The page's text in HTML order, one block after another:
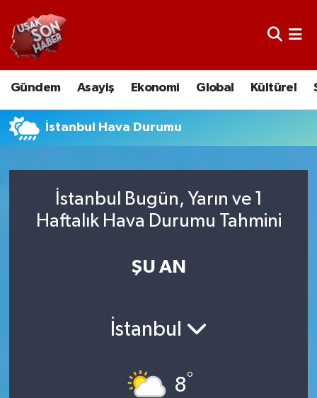
Gündem Asayiş Ekonomi Global Kültürel
İstanbul Hava Durumu
İstanbul Bugün, Yarın ve 1
Haftalık Hava Durumu Tahmini
ŞU AN
İstanbul
8°
Uşak Nöbetçi Eczaneler
Uşak Hava Durumu
Uşak Namaz Vakitleri
Süper Lig Puan Durumu ve Fikstür
Son Dakika Haberleri